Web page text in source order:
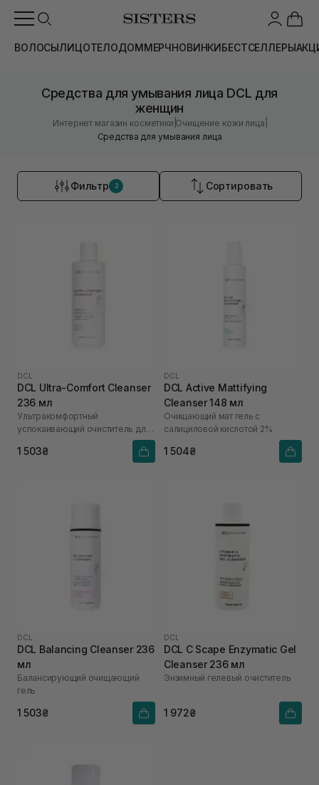
ВОЛОСЫЛИЦОТЕЛОДОММЕРЧНОВИНКИБЕСТСЕЛЛЕРЫ
Средства для умывания лица DCL для
женщин
Интернет магазин косметики |Очищение кожи лица
Средства для умывания лица
Фильтр 2 Сортировать
DCL
DCL Ultra-Comfort Cleanser
236 мл
Ультракомфортный
успокаивающий очиститель для
1 503₴
DCL
DCL Active Mattifying
Cleanser 148 мл
Очищающий мат гель с
салициловой кислотой 2%
1 504₴
DCL
DCL Balancing Cleanser 236
мл
Балансирующий очищающий
гель
1 503₴
DCL
DCL C Scape Enzymatic Gel
Cleanser 236 мл
Энзимный гелевый очиститель
1 972₴